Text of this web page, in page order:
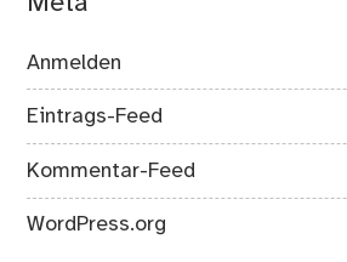
Anmelden
Eintrags-Feed
Kommentar-Feed
WordPress.org